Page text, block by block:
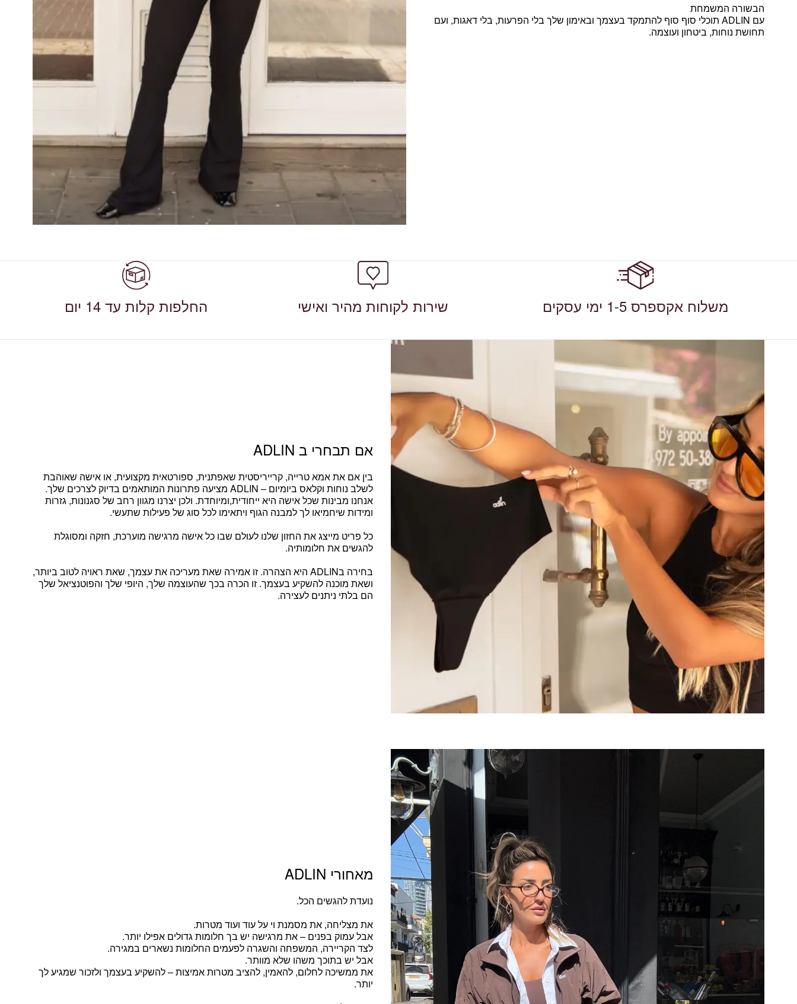
הבשורה המשמחת
עם ADLIN תוכלי סוף סוף להתמקד בעצמך ובאימון שלך בלי הפרעות, בלי דאגות, ועם
תחושת נוחות, ביטחון ועוצמה.
משלוח אקספרס 1-5 ימי עסקים שירות לקוחות מהיר ואישי החלפות קלות עד 14 יום
אם תבחרי ב ADLIN
בין אם אתאמא טרייה, קרייריסטית שאפתנית, ספורטאית מקצועית, או אישה שאוהבת
לשלב נוחות וקלאס ביומיום
– ADLIN מציעה פתרונות המותאמים בדיוק לצרכים שלך.
אנחנו מבינות שכל אישה היא ייחודית,ומיוחדת. ולכן יצרנו מגוון רחב של סגנונות, גזרות
ומידות שיחמיאו לך למבנה הגוף ויתאימו לכל סוג של פעילות שתעשי.
כל פריט מייצג את החזון שלנו לעולם שבו כל אישה מרגישה מוערכת, חזקה ומסוגלת
להגשים את חלומותיה.
בחירה בADLIN היא הצהרה. זו
אמירה שאת מעריכה את עצמך, שאת ראויה לטוב ביותר,
ושאת מוכנה להשקיע בעצמך. זו הכרה בכך שהעוצמה שלך, היופי שלך והפוטנציאל שלך
הם בלתי ניתנים לעצירה.
מאחורי ADLIN
נועדת להגשים הכל.
את מצליחה, את מסמנת וי על עוד ועוד מטרות.
אבל עמוק בפנים – את מרגישה יש בך חלומות גדולים אפילו יותר.
לצד הקריירה, המשפחה והשגרה לפעמים החלומות נשארים במגירה.
אבל יש בתוכך משהו שלא מוותר.
את ממשיכה לחלום, להאמין, להציב מטרות אמיצות – להשקיע בעצמך ולזכור שמגיע לך
יותר.